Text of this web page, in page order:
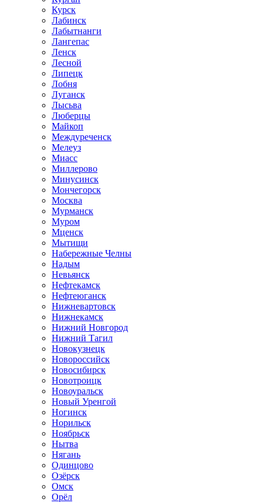
Курск
Лабинск
Лабытнанги
Лангепас
Ленск
Лесной
Липецк
Лобня
Луганск
Лысьва
Люберцы
Майкоп
Междуреченск
Мелеуз
Миасс
Миллерово
Минусинск
Мончегорск
Москва
Мурманск
Муром
Мценск
Мытищи
Набережные Челны
Надым
Невьянск
Нефтекамск
Нефтеюганск
Нижневартовск
Нижнекамск
Нижний Новгород
Нижний Тагил
Новокузнецк
Новороссийск
Новосибирск
Новотроицк
Новоуральск
Новый Уренгой
Ногинск
Норильск
Ноябрьск
Нытва
Нягань
Одинцово
Озёрск
Омск
Орёл